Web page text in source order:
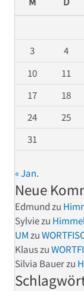
3
4
10
11
17
18
24
25
31
« Jan.
Neue
Edmundzu
Sylviezu
UMzu
Klauszu
Silvia Bauerzu